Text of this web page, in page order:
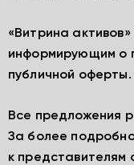
«Витрина
информирующим о
публичной оферты.
Все предложения
За более
к представителям